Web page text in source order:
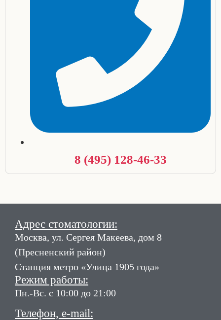
8 (495) 128-46-33
Адрес стоматологии:
Москва, ул. Сергея Макеева, дом 8
(Пресненский район)
Станция метро «Улица 1905 года»
Режим работы:
Пн.-Вс. с 10:00 до 21:00
Телефон, e-mail: